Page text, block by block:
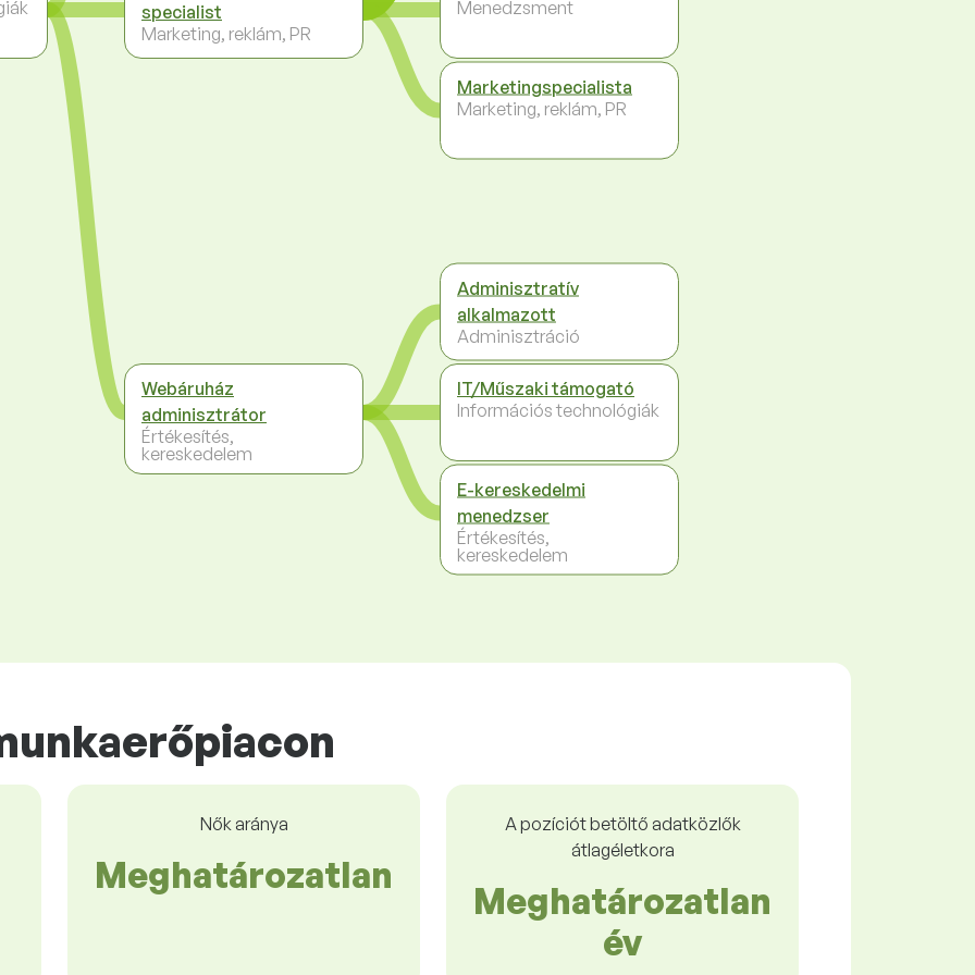
specialist
Marketing, reklám, PR
Webáruház
adminisztrátor
Értékesítés,
kereskedelem
Menedzsment
Marketingspecialista
Marketing, reklám, PR
Adminisztratív
alkalmazott
Adminisztráció
IT/Műszaki támogató
Információs technológiák
E-kereskedelmi
menedzser
Értékesítés,
kereskedelem
Nők aránya
Meghatározatlan
A pozíciót betöltő adatközlők
átlagéletkora
Meghatározatlan
év